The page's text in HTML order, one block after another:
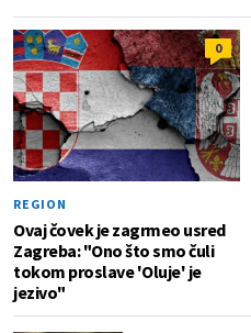
0
REGION
Ovaj čovek je zagrmeo usred
Zagreba: "Ono što smo čuli
tokom proslave 'Oluje' je
jezivo"